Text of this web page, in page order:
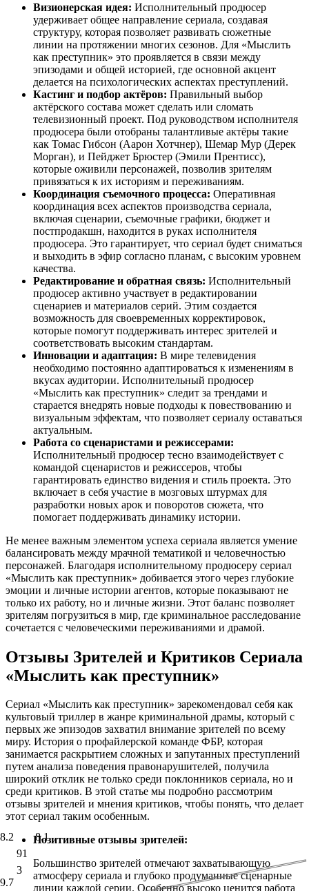
8.2
8.1
91
3
9.7
Визионерская идея: Исполнительный продюсер
удерживает общее направление сериала, создавая
структуру, которая позволяет развивать сюжетные
линии на протяжении многих сезонов. Для «Мыслить
как преступник» это проявляется в связи между
эпизодами и общей историей, где основной акцент
делается на психологических аспектах преступлений.
Кастинг и подбор актёров: Правильный выбор
актёрского состава может сделать или сломать
телевизионный проект. Под руководством исполнителя
продюсера были отобраны талантливые актёры такие
как Томас Гибсон (Аарон Хотчнер), Шемар Мур (Дерек
Морган), и Пейджет Брюстер (Эмили Прентисс),
которые оживили персонажей, позволив зрителям
привязаться к их историям и переживаниям.
Координация съемочного процесса: Оперативная
координация всех аспектов производства сериала,
включая сценарии, съемочные графики, бюджет и
постпродакшн, находится в руках исполнителя
продюсера. Это гарантирует, что сериал будет сниматься
и выходить в эфир согласно планам, с высоким уровнем
качества.
Редактирование и обратная связь: Исполнительный
продюсер активно участвует в редактировании
сценариев и материалов серий. Этим создается
возможность для своевременных корректировок,
которые помогут поддерживать интерес зрителей и
соответствовать высоким стандартам.
Инновации и адаптация: В мире телевидения
необходимо постоянно адаптироваться к изменениям в
вкусах аудитории. Исполнительный продюсер
«Мыслить как преступник» следит за трендами и
старается внедрять новые подходы к повествованию и
визуальным эффектам, что позволяет сериалу оставаться
актуальным.
Работа со сценаристами и режиссерами:
Исполнительный продюсер тесно взаимодействует с
командой сценаристов и режиссеров, чтобы
гарантировать единство видения и стиль проекта. Это
включает в себя участие в мозговых штурмах для
разработки новых арок и поворотов сюжета, что
помогает поддерживать динамику истории.
Не менее важным элементом успеха сериала является умение
балансировать между мрачной тематикой и человечностью
персонажей. Благодаря исполнительному продюсеру сериал
«Мыслить как преступник» добивается этого через глубокие
эмоции и личные истории агентов, которые показывают не
только их работу, но и личные жизни. Этот баланс позволяет
зрителям погрузиться в мир, где криминальное расследование
сочетается с человеческими переживаниями и драмой.
Отзывы Зрителей и Критиков Сериала
«Мыслить как преступник»
Сериал «Мыслить как преступник» зарекомендовал себя как
культовый триллер в жанре криминальной драмы, который с
первых же эпизодов захватил внимание зрителей по всему
миру. История о профайлерской команде ФБР, которая
занимается раскрытием сложных и запутанных преступлений
путем анализа поведения правонарушителей, получила
широкий отклик не только среди поклонников сериала, но и
среди критиков. В этой статье мы подробно рассмотрим
отзывы зрителей и мнения критиков, чтобы понять, что делает
этот сериал таким особенным.
Позитивные отзывы зрителей:
Большинство зрителей отмечают захватывающую
атмосферу сериала и глубоко продуманные сценарные
линии каждой серии. Особенно высоко ценится работа